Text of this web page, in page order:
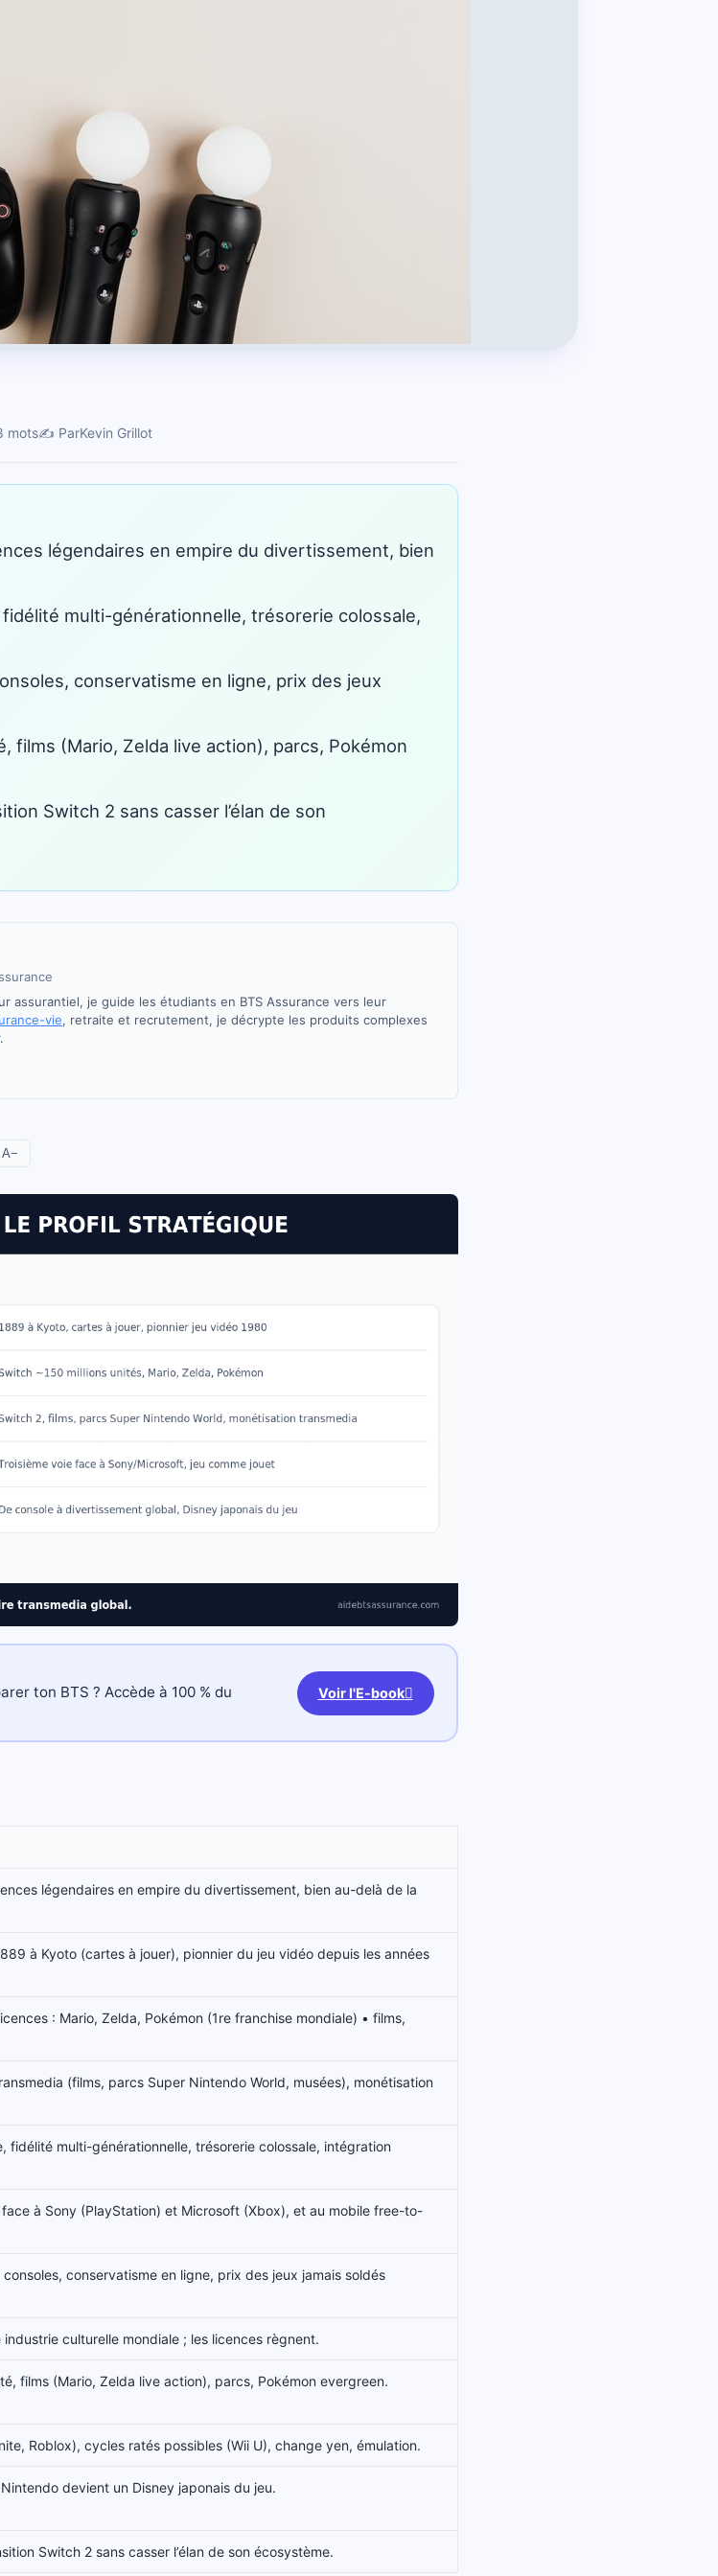
mots✍️ ParKevin Grillot
légendaires en empire du divertissement, bien
multi-générationnelle, trésorerie colossale,
conservatisme en ligne, prix des jeux
films (Mario, Zelda live action), parcs, Pokémon
Switch 2 sans casser l’élan de son
assurantiel, je guide les étudiants en BTS Assurance vers leur
vie, retraite et recrutement, je décrypte les produits complexes
A−
ton BTS ? Accède à 100 % du
Voir l'E-book
légendaires en empire du divertissement, bien au-delà de la
à Kyoto (cartes à jouer), pionnier du jeu vidéo depuis les années
: Mario, Zelda, Pokémon (1re franchise mondiale) • films,
(films, parcs Super Nintendo World, musées), monétisation
fidélité multi-générationnelle, trésorerie colossale, intégration
à Sony (PlayStation) et Microsoft (Xbox), et au mobile free-to-
conservatisme en ligne, prix des jeux jamais soldés
culturelle mondiale ; les licences règnent.
films (Mario, Zelda live action), parcs, Pokémon evergreen.
Roblox), cycles ratés possibles (Wii U), change yen, émulation.
devient un Disney japonais du jeu.
Switch 2 sans casser l’élan de son écosystème.